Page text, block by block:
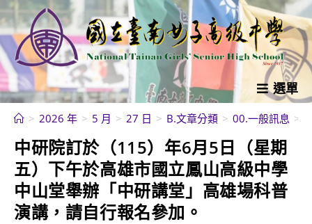
跳
轉
至
主
要
內
選單
> 2026 年 > 5 月 > 27 日 > B.文章分類 > 00.一般訊息 >
中研院訂於（115）年6月5日（星期
五）下午於高雄市國立鳳山高級中學
中山堂舉辦「中研講堂」高雄場科普
演講，請自行報名參加。